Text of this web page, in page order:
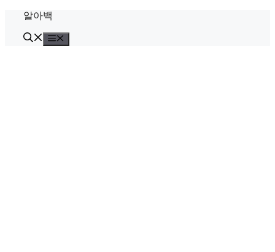
content
알아백